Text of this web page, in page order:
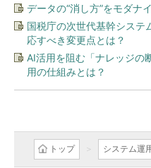
データの“消し方”をモダナ
国税庁の次世代基幹システ
応すべき変更点とは？
AI活用を阻む「ナレッジの
用の仕組みとは？
トップ システム運